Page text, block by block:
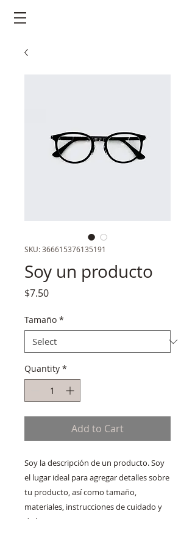
SKU: 366615376135191
Soy un producto
$7.50Price
Tamaño *
Quantity *
Add to Cart
Soy la descripción de un producto. Soy
el lugar ideal para agregar detalles sobre
tu producto, así como tamaño,
materiales, instrucciones de cuidado y
de limpieza.